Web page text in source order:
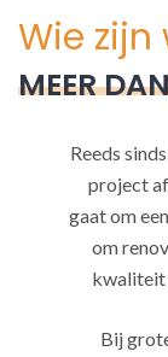
Wie zijn
MEER
Reeds
project
gaat om
om
kwaliteit
Bij